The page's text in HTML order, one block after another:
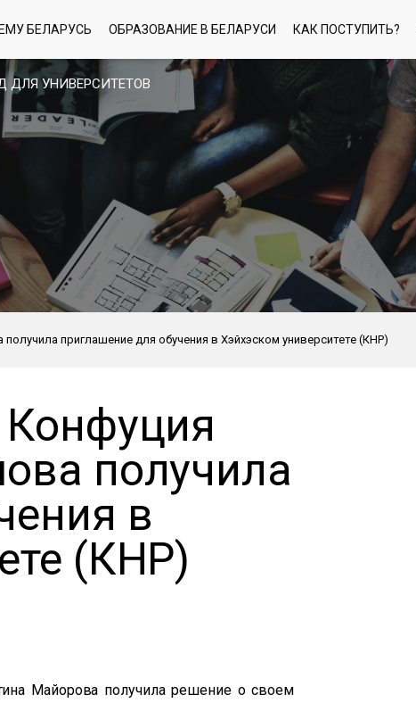
ДЛЯ УНИВЕРСИТЕТОВ
БЕЛАРУСЬ ОБРАЗОВАНИЕ В БЕЛАРУСИ КАК ПОСТУПИТЬ?
приглашение для обучения в Хэйхэском университете (КНР)
Конфуция
получила
в
(КНР)
Майорова получила решение о своем